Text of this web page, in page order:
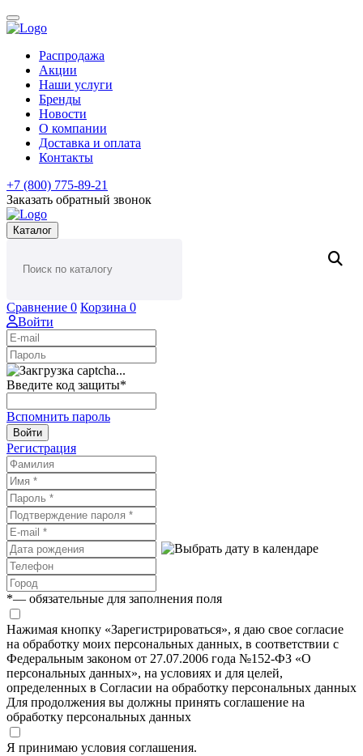
Распродажа
Акции
Наши услуги
Бренды
Новости
О компании
Доставка и оплата
Контакты
+7 (800) 775-89-21
Заказать обратный звонок
Каталог
Сравнение 0 Корзина 0
Войти
Введите код защиты*
Вспомнить пароль
Войти
Регистрация
*— обязательные для заполнения поля
Нажимая кнопку «Зарегистрироваться», я даю свое согласие
на обработку моих персональных данных, в соответствии с
Федеральным законом от 27.07.2006 года №152-ФЗ «О
персональных данных», на условиях и для целей,
определенных в Согласии на обработку персональных данных
Для продолжения вы должны принять соглашение на
обработку персональных данных
Я принимаю условия соглашения.